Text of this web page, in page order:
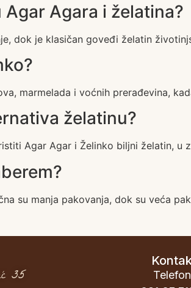
Agara i želatina?
dok je klasičan goveđi želatin
marmelada i voćnih prerađevina,
želatinu?
Agar Agar i Želinko biljni želatin, u
su manja pakovanja, dok su veća
35